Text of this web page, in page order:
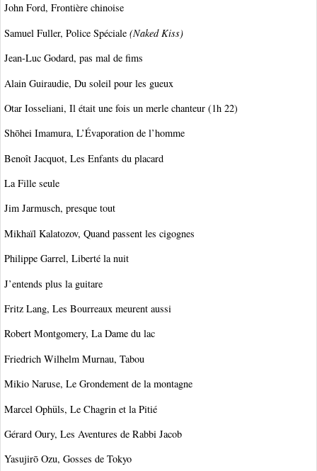
John Ford, Frontière chinoise
Samuel Fuller, Police Spéciale (Naked Kiss)
Jean-Luc Godard, pas mal de fims
Alain Guiraudie, Du soleil pour les gueux
Otar Iosseliani, Il était une fois un merle chanteur (1h 22)
Shōhei Imamura, L’Évaporation de l’homme
Benoît Jacquot, Les Enfants du placard
La Fille seule
Jim Jarmusch, presque tout
Mikhaïl Kalatozov, Quand passent les cigognes
Philippe Garrel, Liberté la nuit
J’entends plus la guitare
Fritz Lang, Les Bourreaux meurent aussi
Robert Montgomery, La Dame du lac
Friedrich Wilhelm Murnau, Tabou
Mikio Naruse, Le Grondement de la montagne
Marcel Ophüls, Le Chagrin et la Pitié
Gérard Oury, Les Aventures de Rabbi Jacob
Yasujirō Ozu, Gosses de Tokyo